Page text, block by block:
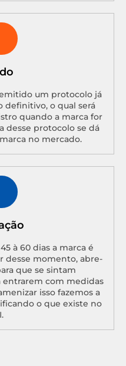
um protocolo já
definitivo, o qual será
quando a marca for
desse protocolo se dá
no mercado.
à 60 dias a marca é
desse momento, abre-
que se sintam
entrarem com medidas
isso fazemos a
o que existe no